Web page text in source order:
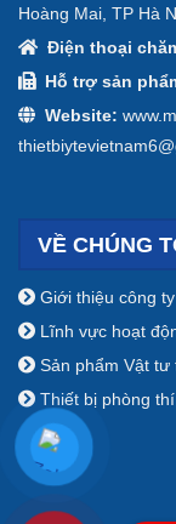
Hoàng Mai, TP Hà
Điện thoại
Hỗ trợ sản
Website:
VỀ CHÚNG
Giới thiệu công ty
Lĩnh vực hoạt
Sản phẩm Vật tư
Thiết bị phòng